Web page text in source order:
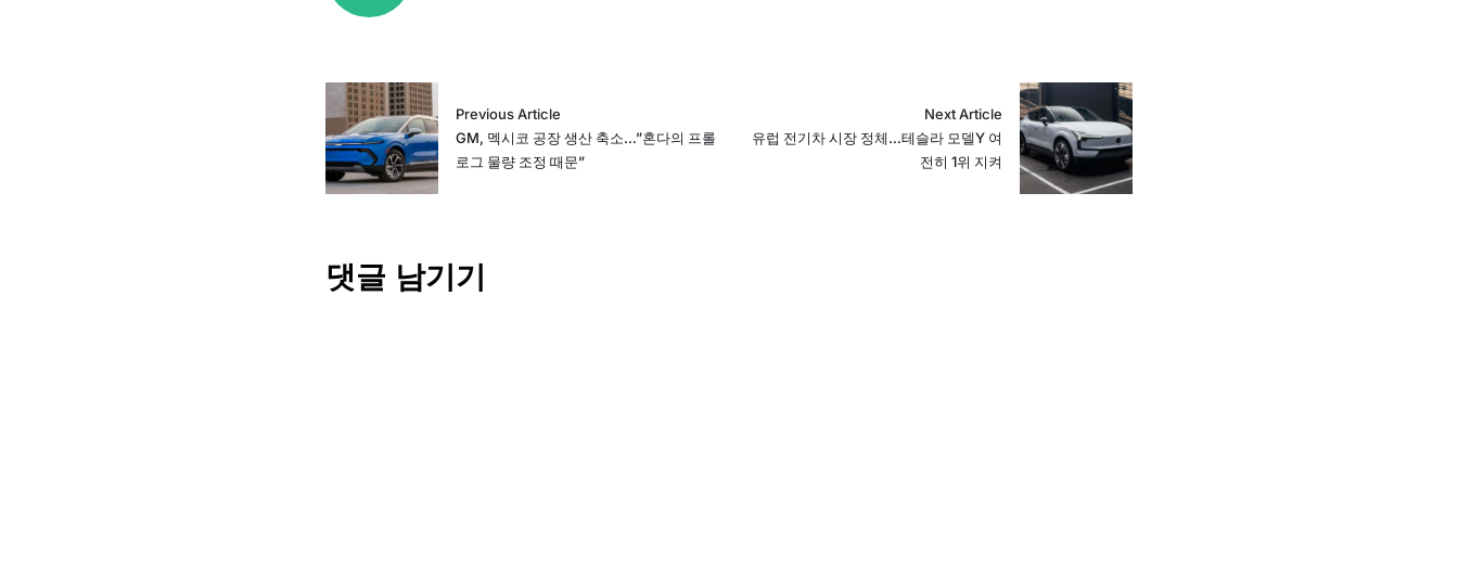
Previous Article
GM, 멕시코 공장 생산 축소…”혼다의 프롤
로그 물량 조정 때문”
Next Article
유럽 전기차 시장 정체…테슬라 모델Y 여
전히 1위 지켜
댓글 남기기